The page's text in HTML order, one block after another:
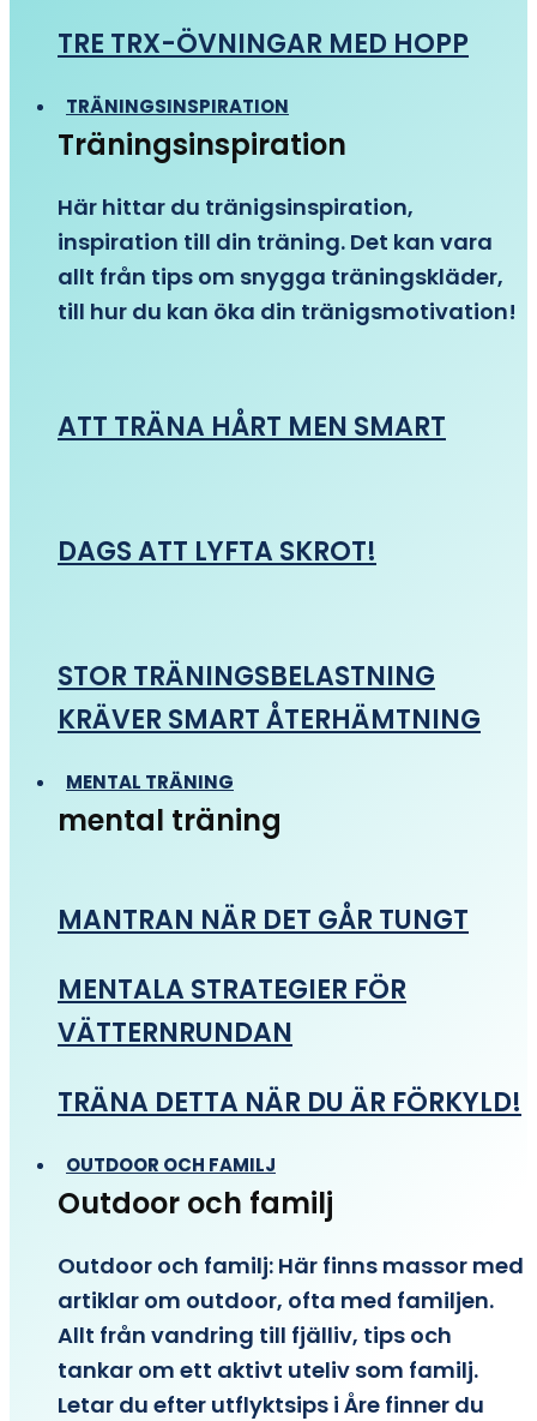
TRE TRX-ÖVNINGAR MED HOPP
TRÄNINGSINSPIRATION
Träningsinspiration
Här hittar du tränigsinspiration,
inspiration till din träning. Det kan vara
allt från tips om snygga träningskläder,
till hur du kan öka din tränigsmotivation!
ATT TRÄNA HÅRT MEN SMART
DAGS ATT LYFTA SKROT!
STOR TRÄNINGSBELASTNING
KRÄVER SMART ÅTERHÄMTNING
MENTAL TRÄNING
mental träning
MANTRAN NÄR DET GÅR TUNGT
MENTALA STRATEGIER FÖR
VÄTTERNRUNDAN
TRÄNA DETTA NÄR DU ÄR FÖRKYLD!
OUTDOOR OCH FAMILJ
Outdoor och familj
Outdoor och familj: Här finns massor med
artiklar om outdoor, ofta med familjen.
Allt från vandring till fjälliv, tips och
tankar om ett aktivt uteliv som familj.
Letar du efter utflyktsips i Åre finner du